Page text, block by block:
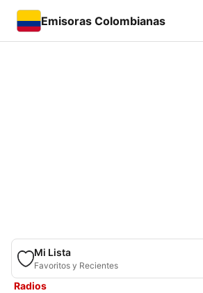
Emisoras Colombianas
Mi Lista
Favoritos y Recientes
Radios